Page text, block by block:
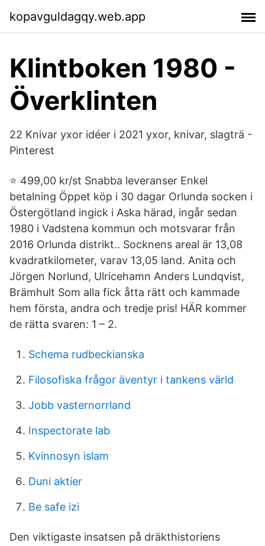
kopavguldagqy.web.app
Klintboken 1980 -
Överklinten
22 Knivar yxor idéer i 2021 yxor, knivar, slagträ -
Pinterest
⭐ 499,00 kr/st Snabba leveranser Enkel
betalning Öppet köp i 30 dagar Orlunda socken i
Östergötland ingick i Aska härad, ingår sedan
1980 i Vadstena kommun och motsvarar från
2016 Orlunda distrikt.. Socknens areal är 13,08
kvadratkilometer, varav 13,05 land. Anita och
Jörgen Norlund, Ulricehamn Anders Lundqvist,
Brämhult Som alla fick åtta rätt och kammade
hem första, andra och tredje pris! HÄR kommer
de rätta svaren: 1 – 2.
Schema rudbeckianska
Filosofiska frågor äventyr i tankens värld
Jobb vasternorrland
Inspectorate lab
Kvinnosyn islam
Duni aktier
Be safe izi
Den viktigaste insatsen på dräkthistoriens